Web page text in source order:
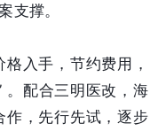
支撑。
入手，节约费用，
。配合三明医改，海
作，先行先试，逐步